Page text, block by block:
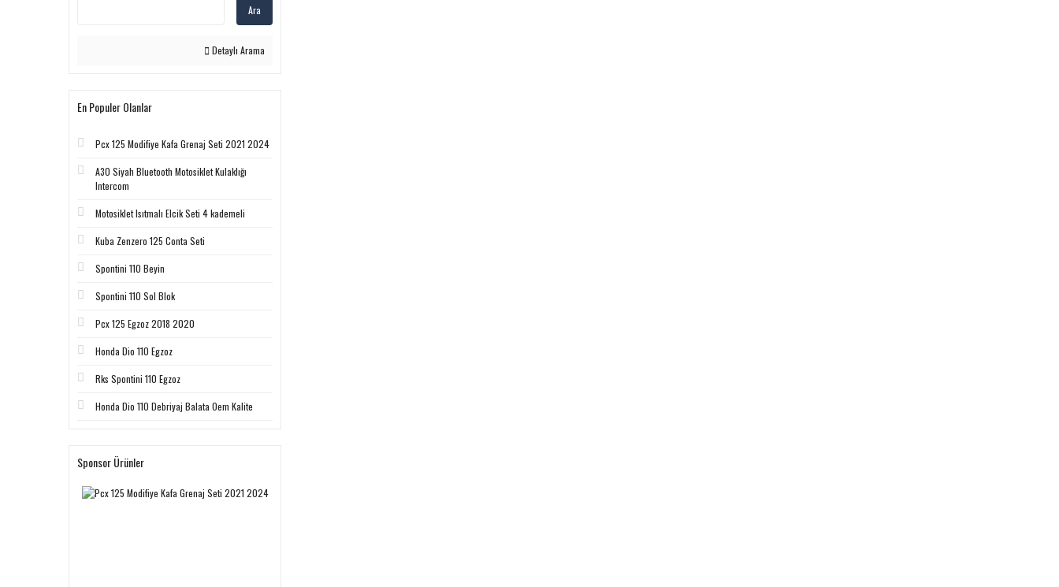
Ara
Detaylı Arama
En Populer Olanlar
Pcx 125 Modifiye Kafa Grenaj Seti 2021 2024
A30 Siyah Bluetooth Motosiklet Kulaklığı
Intercom
Motosiklet Isıtmalı Elcik Seti 4 kademeli
Kuba Zenzero 125 Conta Seti
Spontini 110 Beyin
Spontini 110 Sol Blok
Pcx 125 Egzoz 2018 2020
Honda Dio 110 Egzoz
Rks Spontini 110 Egzoz
Honda Dio 110 Debriyaj Balata Oem Kalite
Sponsor Ürünler